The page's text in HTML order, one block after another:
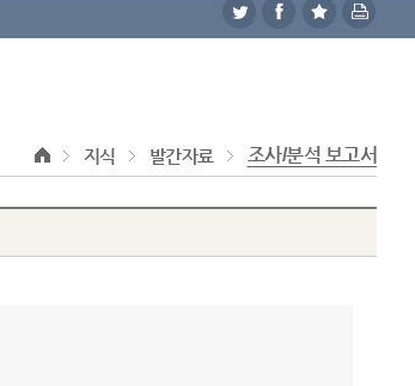
지식 발간자료 조사/분석 보고서